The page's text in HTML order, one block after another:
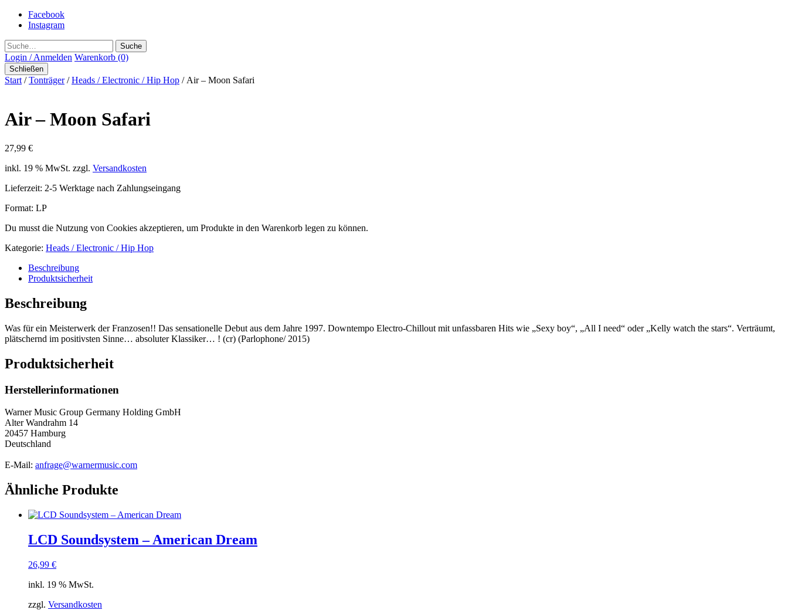
Facebook
Instagram
Suche
Login / Anmelden Warenkorb (0)
Schließen
Start /Tonträger/Heads / Electronic / Hip Hop / Air – Moon Safari
Air – Moon Safari
27,99 €
inkl. 19 % MwSt. zzgl. Versandkosten
Lieferzeit: 2-5 Werktage nach Zahlungseingang
Format: LP
Du musst die Nutzung von Cookies akzeptieren, um Produkte in den Warenkorb legen zu können.
Kategorie: Heads / Electronic / Hip Hop
Beschreibung
Produktsicherheit
Beschreibung
Was für ein Meisterwerk der Franzosen!! Das sensationelle Debut aus dem Jahre 1997. Downtempo Electro-Chillout mit unfassbaren Hits wie „Sexy boy“, „All I need“ oder „Kelly watch the stars“. Verträumt,
plätschernd im positivsten Sinne… absoluter Klassiker… ! (cr) (Parlophone/ 2015)
Produktsicherheit
Herstellerinformationen
Warner Music Group Germany Holding GmbH
Alter Wandrahm 14
20457 Hamburg
Deutschland
E-Mail: anfrage@warnermusic.com
Ähnliche Produkte
LCD Soundsystem – American Dream
26,99 €
inkl. 19 % MwSt.
zzgl. Versandkosten